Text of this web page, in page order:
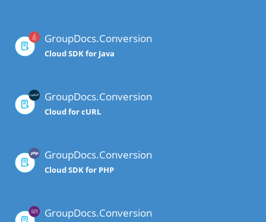
GroupDocs.Conversion
Cloud SDK for Java
GroupDocs.Conversion
Cloud for cURL
GroupDocs.Conversion
Cloud SDK for PHP
GroupDocs.Conversion